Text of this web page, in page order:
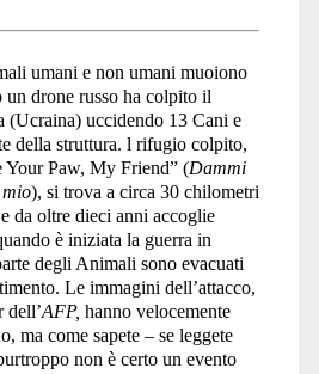
umani e non umani muoiono
drone russo ha colpito il
(Ucraina) uccidendo 13 Cani e
della struttura. l rifugio colpito,
Your Paw, My Friend” (Dammi
), si trova a circa 30 chilometri
da oltre dieci anni accoglie
è iniziata la guerra in
degli Animali sono evacuati
Le immagini dell’attacco,
dell’AFP, hanno velocemente
ma come sapete – se leggete
non è certo un evento